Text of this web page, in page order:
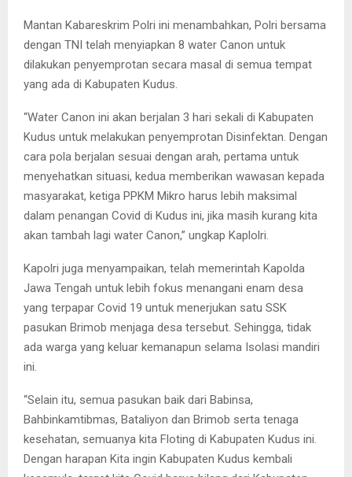
Mantan Kabareskrim Polri ini menambahkan, Polri bersama
dengan TNI telah menyiapkan 8 water Canon untuk
dilakukan penyemprotan secara masal di semua tempat
yang ada di Kabupaten Kudus.
“Water Canon ini akan berjalan 3 hari sekali di Kabupaten
Kudus untuk melakukan penyemprotan Disinfektan. Dengan
cara pola berjalan sesuai dengan arah, pertama untuk
menyehatkan situasi, kedua memberikan wawasan kepada
masyarakat, ketiga PPKM Mikro harus lebih maksimal
dalam penangan Covid di Kudus ini, jika masih kurang kita
akan tambah lagi water Canon,” ungkap Kaplolri.
Kapolri juga menyampaikan, telah memerintah Kapolda
Jawa Tengah untuk lebih fokus menangani enam desa
yang terpapar Covid 19 untuk menerjukan satu SSK
pasukan Brimob menjaga desa tersebut. Sehingga, tidak
ada warga yang keluar kemanapun selama Isolasi mandiri
ini.
“Selain itu, semua pasukan baik dari Babinsa,
Bahbinkamtibmas, Bataliyon dan Brimob serta tenaga
kesehatan, semuanya kita Floting di Kabupaten Kudus ini.
Dengan harapan Kita ingin Kabupaten Kudus kembali